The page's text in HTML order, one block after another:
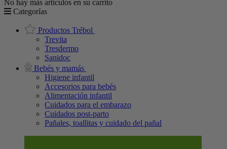
No hay más artículos en su carrito
Categorías
Productos Trébol
Trevita
Tresdermo
Sanidoc
Bebés y mamás
Higiene infantil
Accesorios para bebés
Alimentación infantil
Cuidados para el embarazo
Cuidados post-parto
Pañales, toallitas y cuidado del pañal